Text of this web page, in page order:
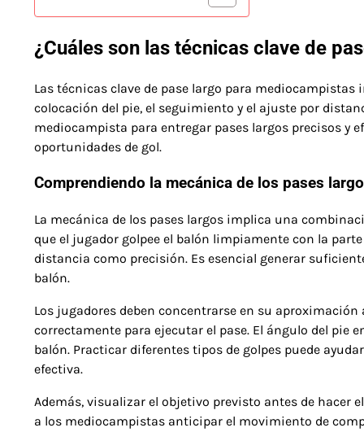
¿Cuáles son las técnicas clave de
Las técnicas clave de pase largo para
colocación del pie, el seguimiento y el ajuste por
mediocampista para entregar pases largos precisos y
oportunidades de gol.
Comprendiendo la mecánica de los pases
La mecánica de los pases largos implica una
que el jugador golpee el balón limpiamente con la
distancia como precisión. Es esencial generar
balón.
Los jugadores deben concentrarse en su
correctamente para ejecutar el pase. El ángulo del
balón. Practicar diferentes tipos de golpes puede
efectiva.
Además, visualizar el objetivo previsto antes de hacer
a los mediocampistas anticipar el movimiento de